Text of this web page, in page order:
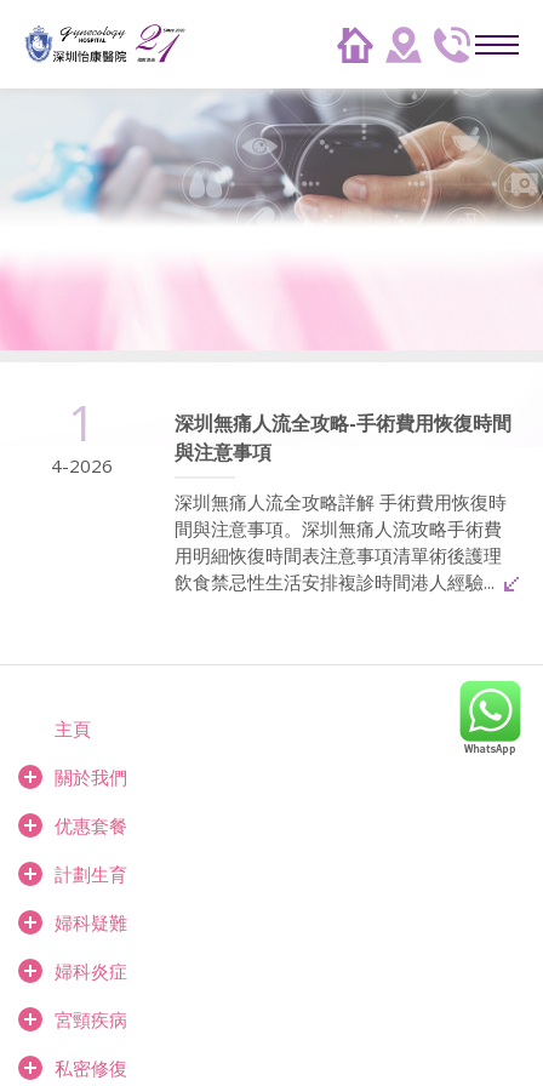
1
4-2026
深圳無痛人流全攻略-手術費用恢復時間
與注意事項
深圳無痛人流全攻略詳解 手術費用恢復時
間與注意事項。深圳無痛人流攻略手術費
用明細恢復時間表注意事項清單術後護理
飲食禁忌性生活安排複診時間港人經驗...
主頁
關於我們
优惠套餐
計劃生育
婦科疑難
婦科炎症
宮頸疾病
私密修復